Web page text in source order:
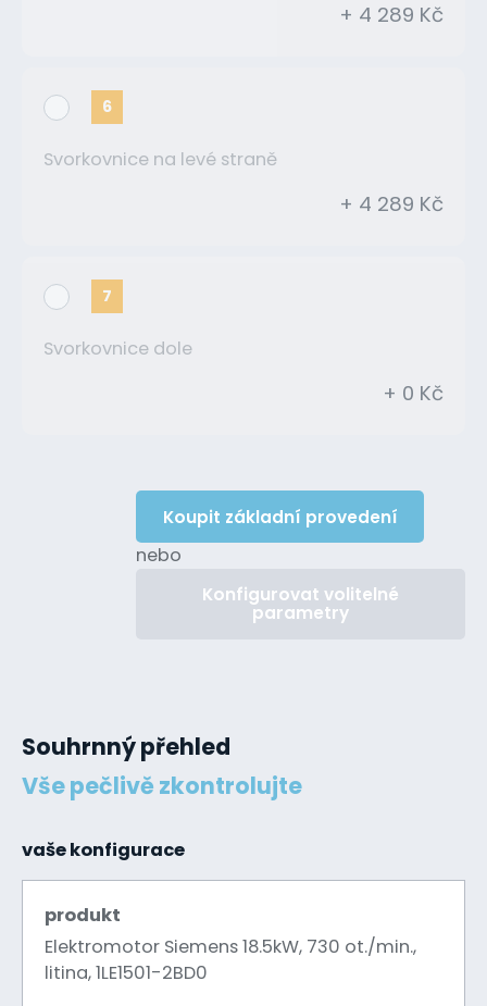
+ 4 289 Kč
6
Svorkovnice na levé straně
+ 4 289 Kč
7
Svorkovnice dole
+ 0 Kč
Koupit základní provedení
nebo
Konfigurovat volitelné
parametry
Souhrnný přehled
Vše pečlivě zkontrolujte
vaše konfigurace
produkt
Elektromotor Siemens 18.5kW, 730 ot./min.,
litina, 1LE1501-2BD0